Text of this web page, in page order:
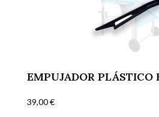
EMPUJADOR PLÁSTICO
39,00€